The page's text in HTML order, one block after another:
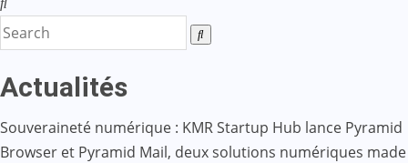
Actualités
Souveraineté numérique : KMR Startup Hub lance Pyramid
Browser et Pyramid Mail, deux solutions numériques made